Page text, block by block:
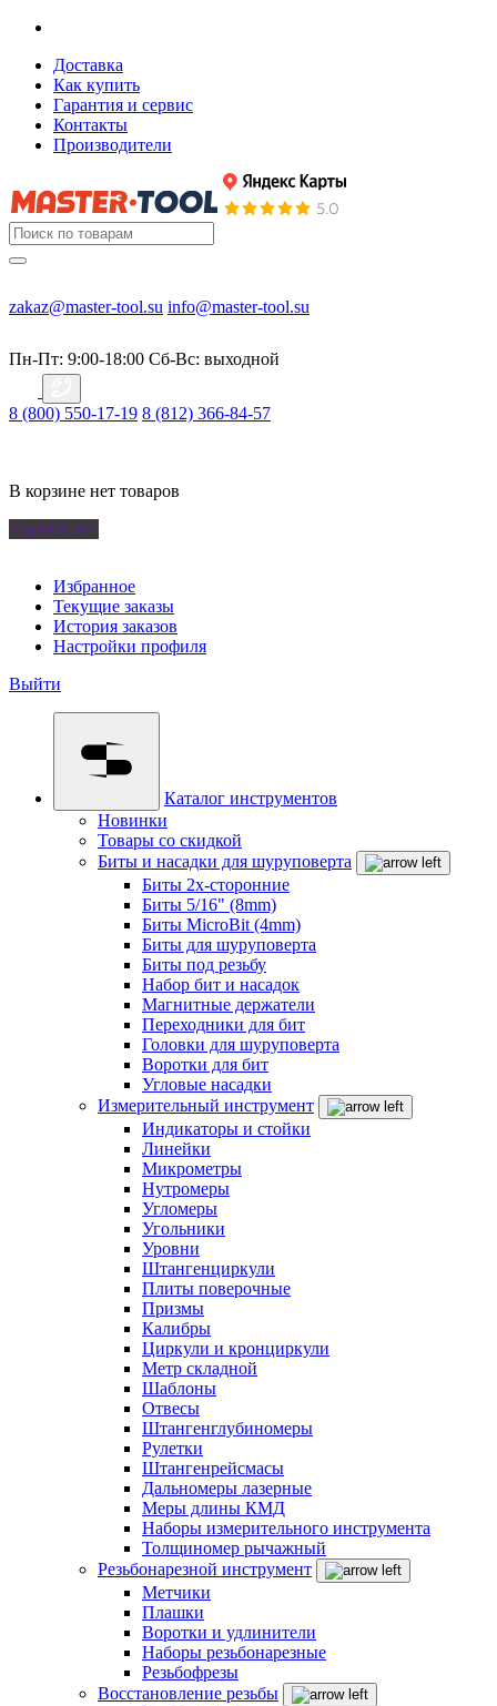
Доставка
Как купить
Гарантия и сервис
Контакты
Производители
zakaz@master-tool.su info@master-tool.su
Пн-Пт: 9:00-18:00 Cб-Вс: выходной
8 (800) 550-17-19 8 (812) 366-84-57
В корзине нет товаров
Удалить все
Избранное
Текущие заказы
История заказов
Настройки профиля
Выйти
Каталог инструментов
Новинки
Товары со скидкой
Биты и насадки для шуруповерта
Биты 2х-сторонние
Биты 5/16" (8mm)
Биты MicroBit (4mm)
Биты для шуруповерта
Биты под резьбу
Набор бит и насадок
Магнитные держатели
Переходники для бит
Головки для шуруповерта
Воротки для бит
Угловые насадки
Измерительный инструмент
Индикаторы и стойки
Линейки
Микрометры
Нутромеры
Угломеры
Угольники
Уровни
Штангенциркули
Плиты поверочные
Призмы
Калибры
Циркули и кронциркули
Метр складной
Шаблоны
Отвесы
Штангенглубиномеры
Рулетки
Штангенрейсмасы
Дальномеры лазерные
Меры длины КМД
Наборы измерительного инструмента
Толщиномер рычажный
Резьбонарезной инструмент
Метчики
Плашки
Воротки и удлинители
Наборы резьбонарезные
Резьбофрезы
Восстановление резьбы